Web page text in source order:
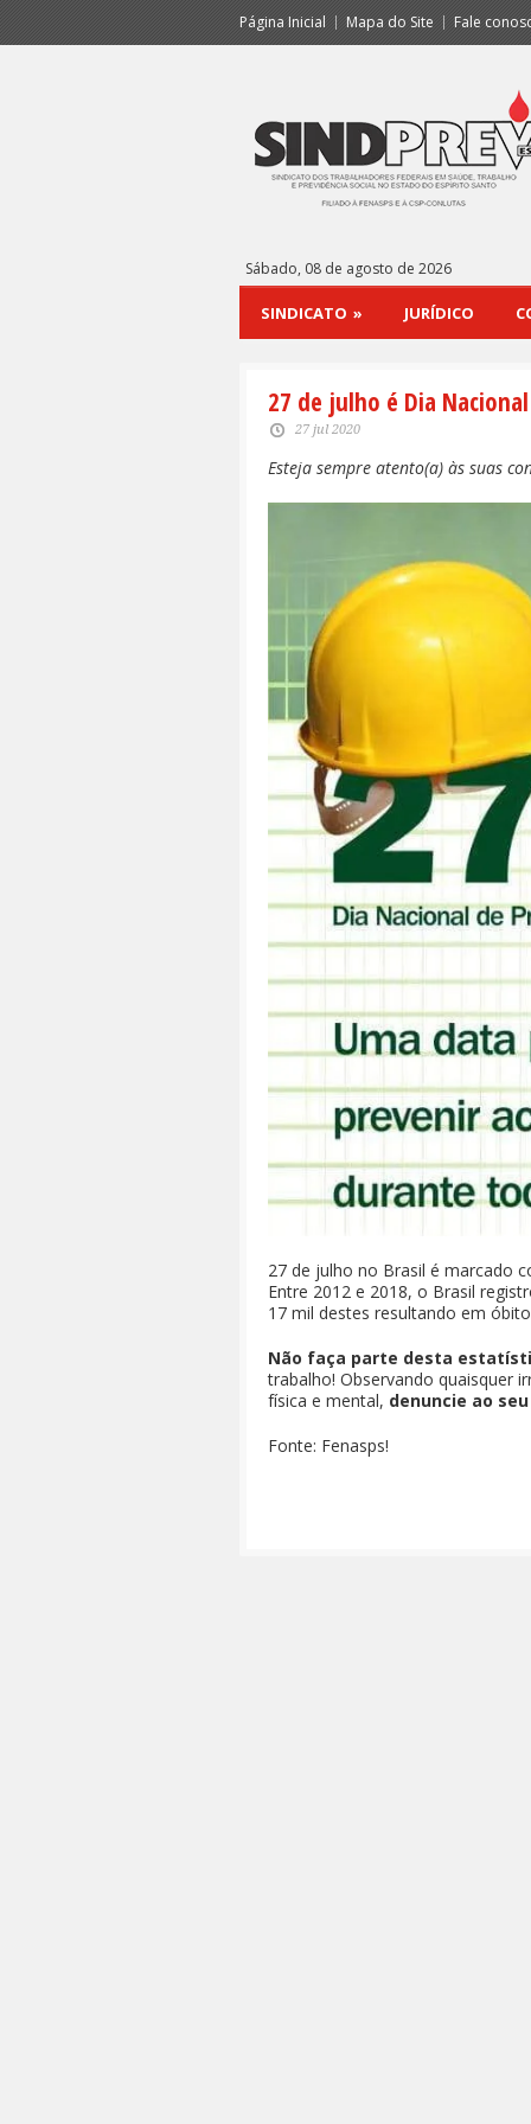
Página Inicial Mapa do Site Fale
Sábado, 08 de agosto de 2026
SINDICATO » JURÍDICO
27 de julho é Dia
27 jul 2020
Esteja sempre atento(a) às suas
27 de julho no Brasil é marcado
Entre 2012 e 2018, o Brasil
17 mil destes resultando em
Não faça parte desta
trabalho! Observando quaisquer
física e mental, denuncie ao
Fonte: Fenasps!